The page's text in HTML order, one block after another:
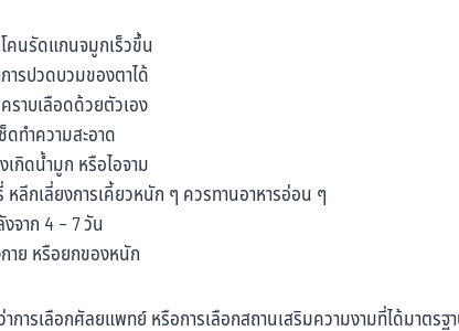
คนรัดแกนจมูกเร็วขึ้น
ารปวดบวมของตาได้
ราบเลือดด้วยตัวเอง
ดทำความสะอาด
กิดน้ำมูก หรือไอจาม
กเลี่ยงการเคี้ยวหนัก ๆ ควรทานอาหารอ่อน ๆ
จาก 4 – 7 วัน
าย หรือยกของหนัก
ารเลือกศัลยแพทย์ หรือการเลือกสถานเสริมความงามที่ได้มาตร